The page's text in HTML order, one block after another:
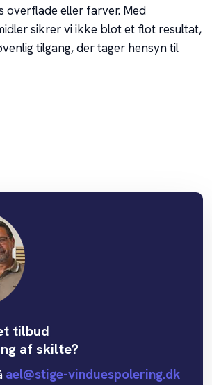
overflade eller farver. Med
sikrer vi ikke blot et flot resultat,
tilgang, der tager hensyn til
tilbud
af skilte?​
ael@stige-vinduespolering.dk